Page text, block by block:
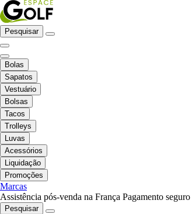
Pesquisar
Bolas
Sapatos
Vestuário
Bolsas
Tacos
Trolleys
Luvas
Acessórios
Liquidação
Promoções
Marcas
Assistência pós-venda na França Pagamento seguro
Pesquisar